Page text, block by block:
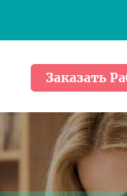
Заказать